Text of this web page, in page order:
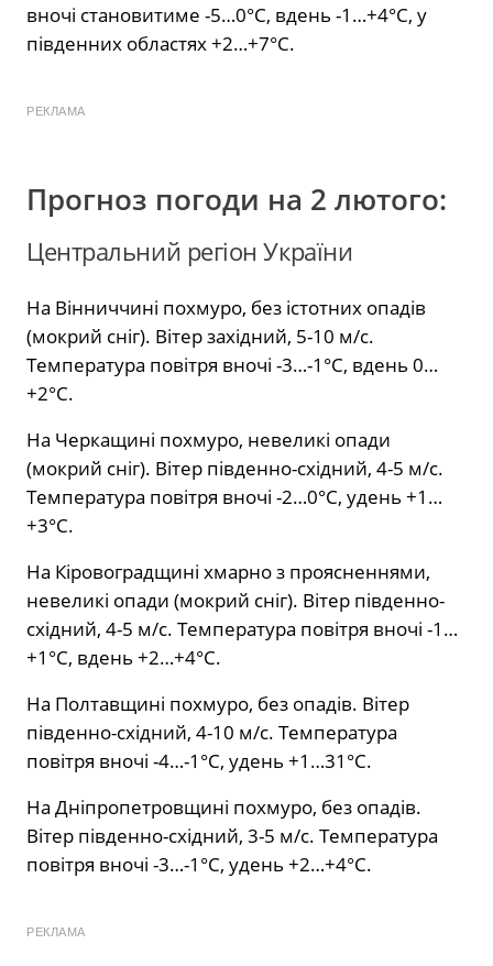
вночі становитиме -5…0°С, вдень -1…+4°С, у
південних областях +2…+7°С.
РЕКЛАМА
Прогноз погоди на 2 лютого:
Центральний регіон України
На Вінниччині похмуро, без істотних опадів
(мокрий сніг). Вітер західний, 5-10 м/с.
Температура повітря вночі -3…-1°С, вдень 0…
+2°С.
На Черкащині похмуро, невеликі опади
(мокрий сніг). Вітер південно-східний, 4-5 м/с.
Температура повітря вночі -2…0°С, удень +1…
+3°С.
На Кіровоградщині хмарно з проясненнями,
невеликі опади (мокрий сніг). Вітер південно-
східний, 4-5 м/с. Температура повітря вночі -1…
+1°С, вдень +2…+4°С.
На Полтавщині похмуро, без опадів. Вітер
південно-східний, 4-10 м/с. Температура
повітря вночі -4…-1°С, удень +1…31°С.
На Дніпропетровщині похмуро, без опадів.
Вітер південно-східний, 3-5 м/с. Температура
повітря вночі -3…-1°С, удень +2…+4°С.
РЕКЛАМА